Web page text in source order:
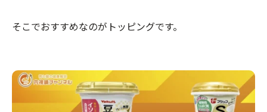
そこでおすすめなのがトッピングです。